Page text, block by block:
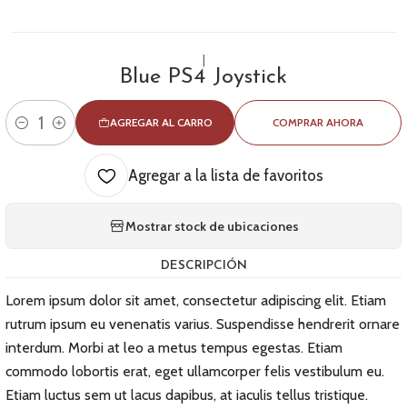
Blue PS4 Joystick
Cantidad
AGREGAR AL CARRO COMPRAR AHORA
Agregar a la lista de favoritos
Mostrar stock de ubicaciones
DESCRIPCIÓN
Lorem ipsum dolor sit amet, consectetur adipiscing elit. Etiam
rutrum ipsum eu venenatis varius. Suspendisse hendrerit ornare
interdum. Morbi at leo a metus tempus egestas. Etiam
commodo lobortis erat, eget ullamcorper felis vestibulum eu.
Etiam luctus sem ut lacus dapibus, at iaculis tellus tristique.